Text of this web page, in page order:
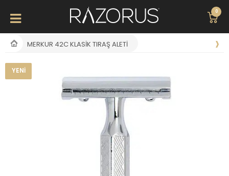
0
MERKUR 42C KLASIK TIRAŞ ALETI
YENI